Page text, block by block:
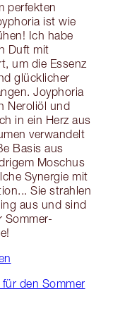
perfekten
ist wie
Ich habe
Duft mit
um die Essenz
glücklicher
Joyphoria
Neroliöl und
in ein Herz aus
verwandelt
Basis aus
Moschus
Synergie mit
Sie strahlen
aus und sind
Sommer-
den Sommer